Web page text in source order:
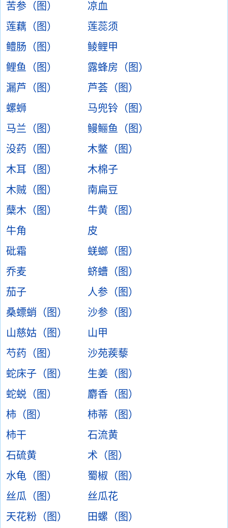
苦参（图）
凉血
莲藕（图）
莲蕊须
鳢肠（图）
鲮鲤甲
鲤鱼（图）
露蜂房（图）
漏芦（图）
芦荟（图）
螺蛳
马兜铃（图）
马兰（图）
鳗鲡鱼（图）
没药（图）
木鳖（图）
木耳（图）
木棉子
木贼（图）
南扁豆
蘖木（图）
牛黄（图）
牛角
皮
砒霜
蜣螂（图）
乔麦
蛴螬（图）
茄子
人参（图）
桑螵蛸（图）
沙参（图）
山慈姑（图）
山甲
芍药（图）
沙苑蒺藜
蛇床子（图）
生姜（图）
蛇蜕（图）
麝香（图）
柿（图）
柿蒂（图）
柿干
石流黄
石硫黄
术（图）
水龟（图）
蜀椒（图）
丝瓜（图）
丝瓜花
天花粉（图）
田螺（图）